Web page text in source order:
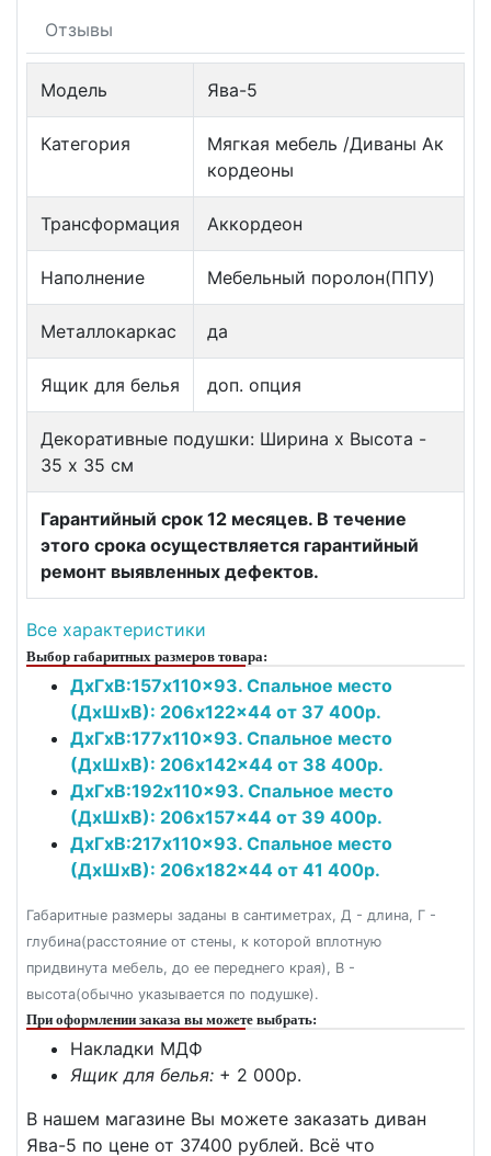
Отзывы
Модель Ява-5
Категория
Мягкая мебель /Диваны Ак
кордеоны
Трансформация Аккордеон
Наполнение Мебельный поролон(ППУ)
Металлокаркас да
Ящик для белья доп. опция
Декоративные подушки: Ширина х Высота -
35 х 35 см
Гарантийный срок 12 месяцев. В течение
этого срока осуществляется гарантийный
ремонт выявленных дефектов.
Все характеристики
Выбор габаритных размеров товара:
ДxГxВ:157x110x93. Спальное место
(ДxШxВ): 206x122x44 от 37 400р.
ДxГxВ:177x110x93. Спальное место
(ДxШxВ): 206x142x44 от 38 400р.
ДxГxВ:192x110x93. Спальное место
(ДxШxВ): 206x157x44 от 39 400р.
ДxГxВ:217x110x93. Спальное место
(ДxШxВ): 206x182x44 от 41 400р.
Габаритные размеры заданы в сантиметрах, Д - длина, Г -
глубина(расстояние от стены, к которой вплотную
придвинута мебель, до ее переднего края), В -
высота(обычно указывается по подушке).
При оформлении заказа вы можете выбрать:
Накладки МДФ
Ящик для белья: + 2 000p.
В нашем магазине Вы можете заказать диван
Ява-5 по цене от 37400 рублей. Всё что